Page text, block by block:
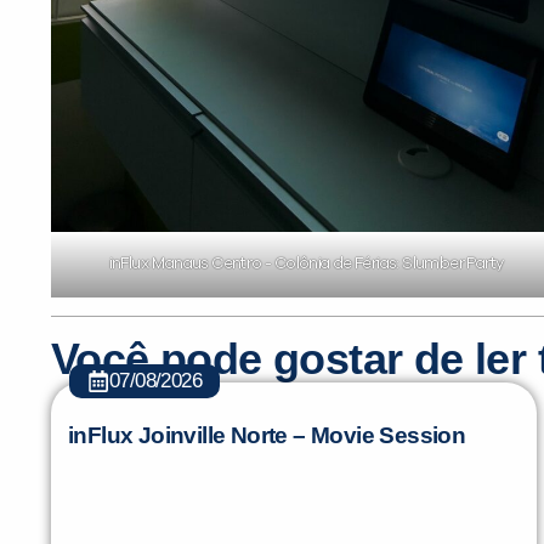
inFlux Manaus Centro - Colônia de Férias: Slumber Party
Você pode gostar de ler
07/08/2026
inFlux Joinville Norte – Movie Session